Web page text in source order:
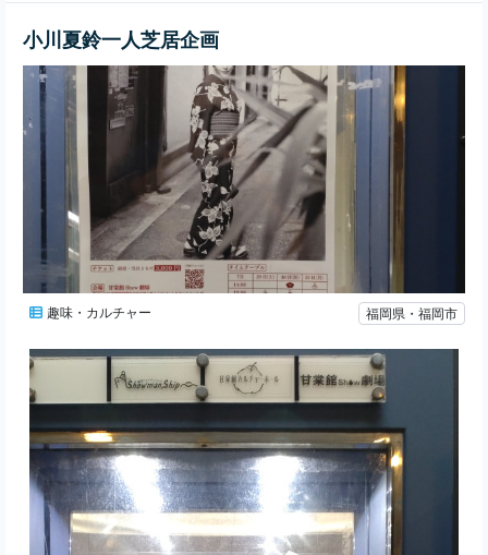
小川夏鈴一人芝居企画
趣味・カルチャー 福岡県・福岡市